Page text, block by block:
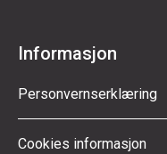
Informasjon
Personvernserklæring
Cookies informasjon